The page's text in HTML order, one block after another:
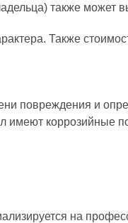
также может
Также
повреждения и
коррозийные
на